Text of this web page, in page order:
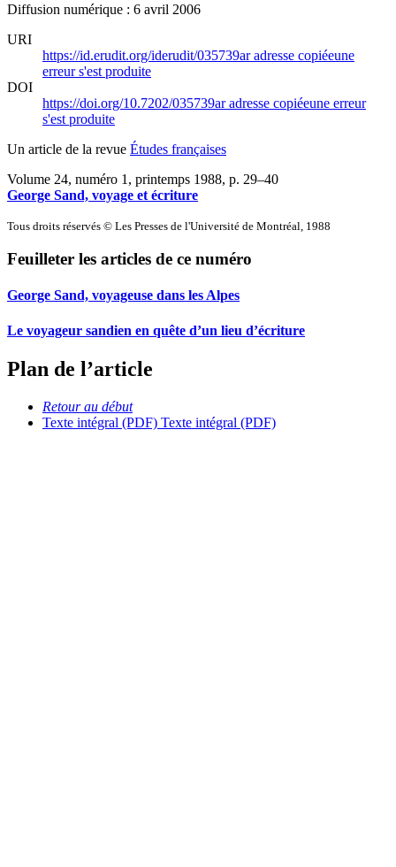
Diffusion numérique : 6 avril 2006
URI
https://id.erudit.org/iderudit/035739aradresse copiéeune
erreur s'est produite
DOI
https://doi.org/10.7202/035739aradresse copiéeune erreur
s'est produite
Un article de la revue Études françaises
Volume 24, numéro 1, printemps 1988, p. 29–40
George Sand, voyage et écriture
Tous droits réservés © Les Presses de l'Université de Montréal, 1988
Feuilleter les articles de ce numéro
George Sand, voyageuse dans les Alpes
Le voyageur sandien en quête d’un lieu d’écriture
Plan de l’article
Retour au début
Texte intégral (PDF) Texte intégral (PDF)